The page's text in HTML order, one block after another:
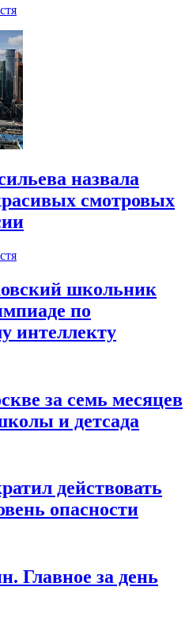
назвала
смотровых
школьник
по
интеллекту
за семь месяцев
и детсада
действовать
опасности
Главное за день